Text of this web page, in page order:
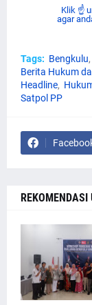
Klik ☝
agar
Tags: Bengkulu
Berita Hukum
Headline
Satpol PP